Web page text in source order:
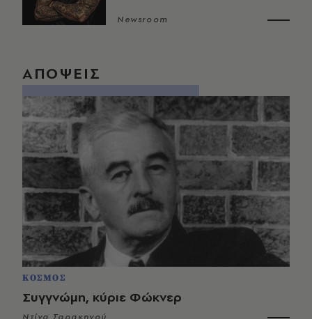
Newsroom
ΑΠΟΨΕΙΣ
ΚΟΣΜΟΣ
Συγγνώμη, κύριε Φώκνερ